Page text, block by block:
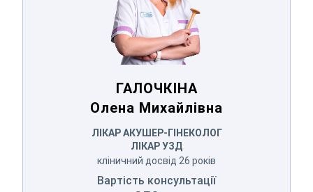
ГАЛОЧКІНА
Олена Михайлівна
ЛІКАР АКУШЕР-ГІНЕКОЛОГ
ЛІКАР УЗД
кліничний досвід 26 років
Вартість консультації